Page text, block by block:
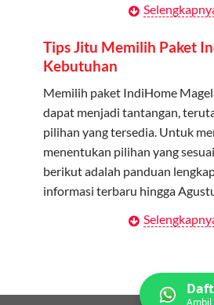
Pantau Penggunaan: Admin
Kontrak Berlangganan
Pelanggan harus
Berlangganan yang mencakup
layanan indihome Magelang
syarat dan ketentuan yang
diubah atau ditambah sesuai
Biaya Pasang Baru (PSB)
perangkat CPE (Customer
dilakukan sebelum layanan
Tips Jitu Memilih Paket
Kebutuhan
Memilih paket IndiHome
dapat menjadi tantangan,
pilihan yang tersedia. Untuk
menentukan pilihan yang
berikut adalah panduan
informasi terbaru hingga
Menentukan Kebutuhan
Magelang Utara adalah
kecepatan wifi IndiHome yang
Ambil